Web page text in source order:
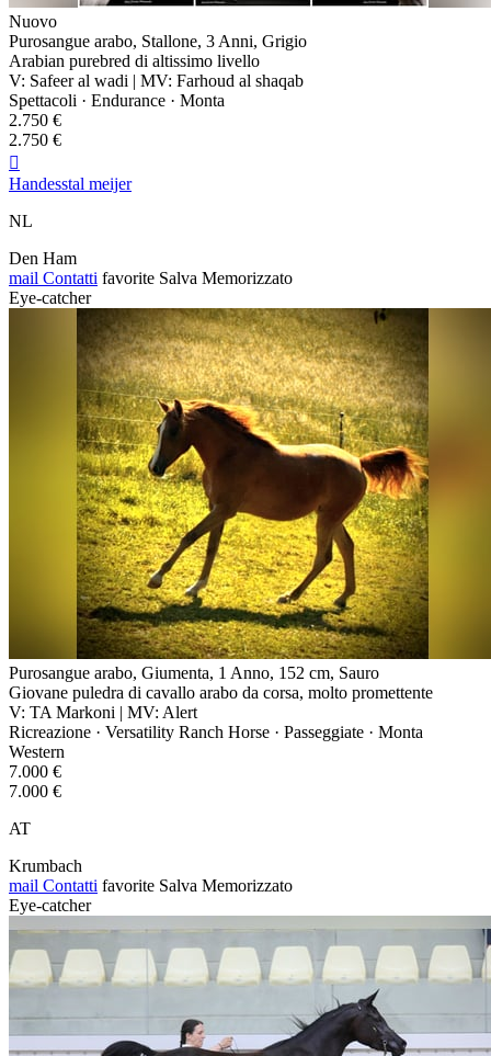
Nuovo
Purosangue arabo, Stallone, 3 Anni, Grigio
Arabian purebred di altissimo livello
V: Safeer al wadi | MV: Farhoud al shaqab
Spettacoli · Endurance · Monta
2.750 €
2.750 €

Handesstal meijer
NL
Den Ham
mail Contatti favorite Salva Memorizzato
Eye-catcher
Purosangue arabo, Giumenta, 1 Anno, 152 cm, Sauro
Giovane puledra di cavallo arabo da corsa, molto promettente
V: TA Markoni | MV: Alert
Ricreazione · Versatility Ranch Horse · Passeggiate · Monta
Western
7.000 €
7.000 €
AT
Krumbach
mail Contatti favorite Salva Memorizzato
Eye-catcher